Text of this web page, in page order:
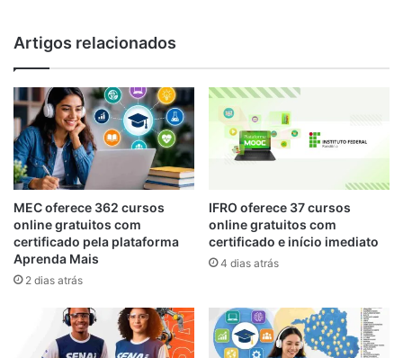
Artigos relacionados
MEC oferece 362 cursos
online gratuitos com
certificado pela plataforma
Aprenda Mais
2 dias atrás
IFRO oferece 37 cursos
online gratuitos com
certificado e início imediato
4 dias atrás